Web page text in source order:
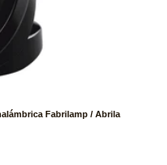
Fabrilamp / Abrila